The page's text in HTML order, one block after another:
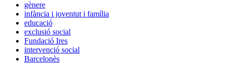
gènere
infància i joventut i família
educació
exclusió social
Fundació Ires
intervenció social
Barcelonès